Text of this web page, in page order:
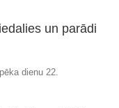
un parādi
dienu 22.